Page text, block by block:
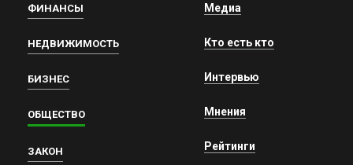
ФИНАНСЫ
НЕДВИЖИМОСТЬ
БИЗНЕС
ОБЩЕСТВО
ЗАКОН
Медиа
Кто есть кто
Интервью
Мнения
Рейтинги